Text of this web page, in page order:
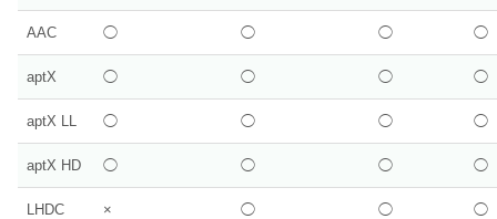
AAC ◯ ◯ ◯ ◯
aptX ◯ ◯ ◯ ◯
aptX LL ◯ ◯ ◯ ◯
aptX HD ◯ ◯ ◯ ◯
LHDC × ◯ ◯ ◯